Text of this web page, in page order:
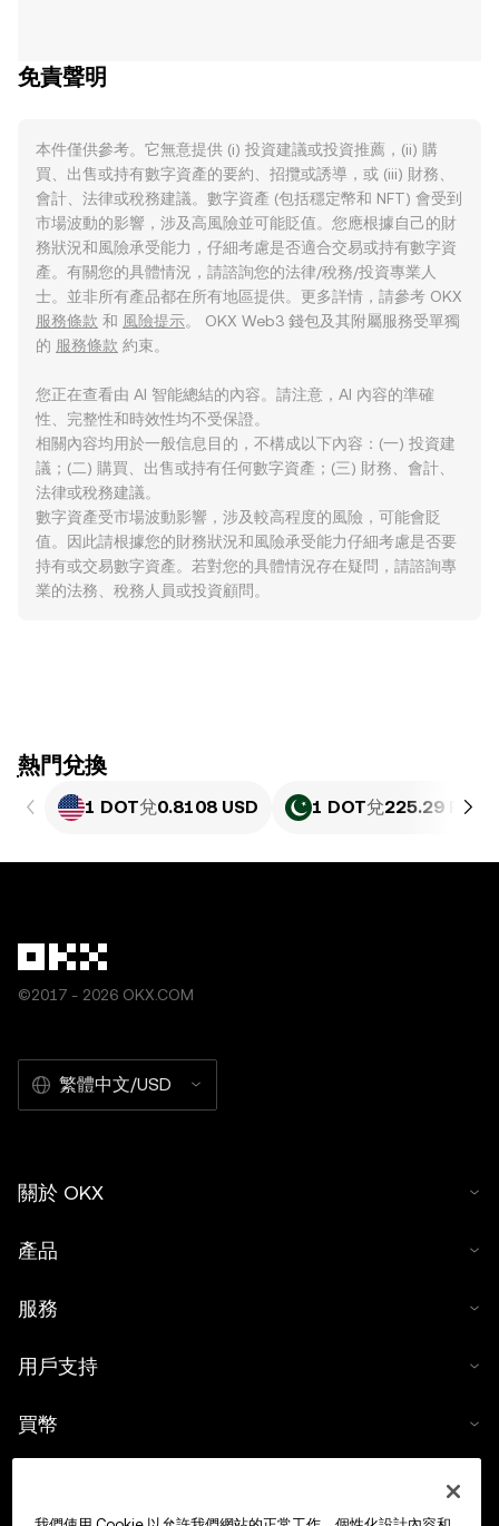
免責聲明
本件僅供參考。它無意提供 (i) 投資建議或投資推薦，(ii) 購
買、出售或持有數字資產的要約、招攬或誘導，或 (iii) 財務、
會計、法律或稅務建議。數字資產 (包括穩定幣和 NFT) 會受到
市場波動的影響，涉及高風險並可能貶值。您應根據自己的財
務狀況和風險承受能力，仔細考慮是否適合交易或持有數字資
產。有關您的具體情況，請諮詢您的法律/稅務/投資專業人
士。並非所有產品都在所有地區提供。更多詳情，請參考 OKX
服務條款 和 風險提示。 OKX Web3 錢包及其附屬服務受單獨
的 服務條款 約束。
您正在查看由 AI 智能總結的內容。請注意，AI 內容的準確
性、完整性和時效性均不受保證。
相關內容均用於一般信息目的，不構成以下內容：(一) 投資建
議；(二) 購買、出售或持有任何數字資產；(三) 財務、會計、
法律或稅務建議。
數字資產受市場波動影響，涉及較高程度的風險，可能會貶
值。因此請根據您的財務狀況和風險承受能力仔細考慮是否要
持有或交易數字資產。若對您的具體情況存在疑問，請諮詢專
業的法務、稅務人員或投資顧問。
ִִִִִִִִִִִִִִִִִִִִִִִִִִִִִִִִִִִִִִִִִִִִִִִִ熱門兌換
1 DOT兌0.8108 USD 1 DOT兌225.29 PKR
©2017 - 2026 OKX.COM
繁體中文/USD
關於 OKX
產品
服務
用戶支持
買幣